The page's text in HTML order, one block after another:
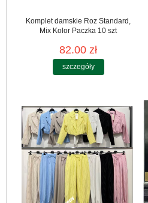
Komplet damskie Roz Standard,
Mix Kolor Paczka 10 szt
82.00 zł
szczegóły